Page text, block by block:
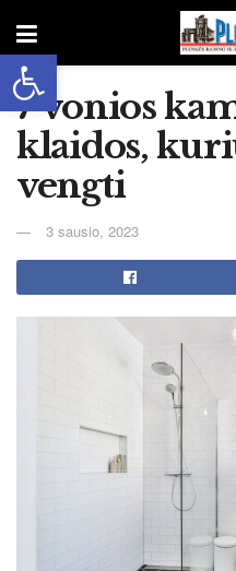
Open toolbar
7 vonios
klaidos,
vengti
3 sausio, 2023